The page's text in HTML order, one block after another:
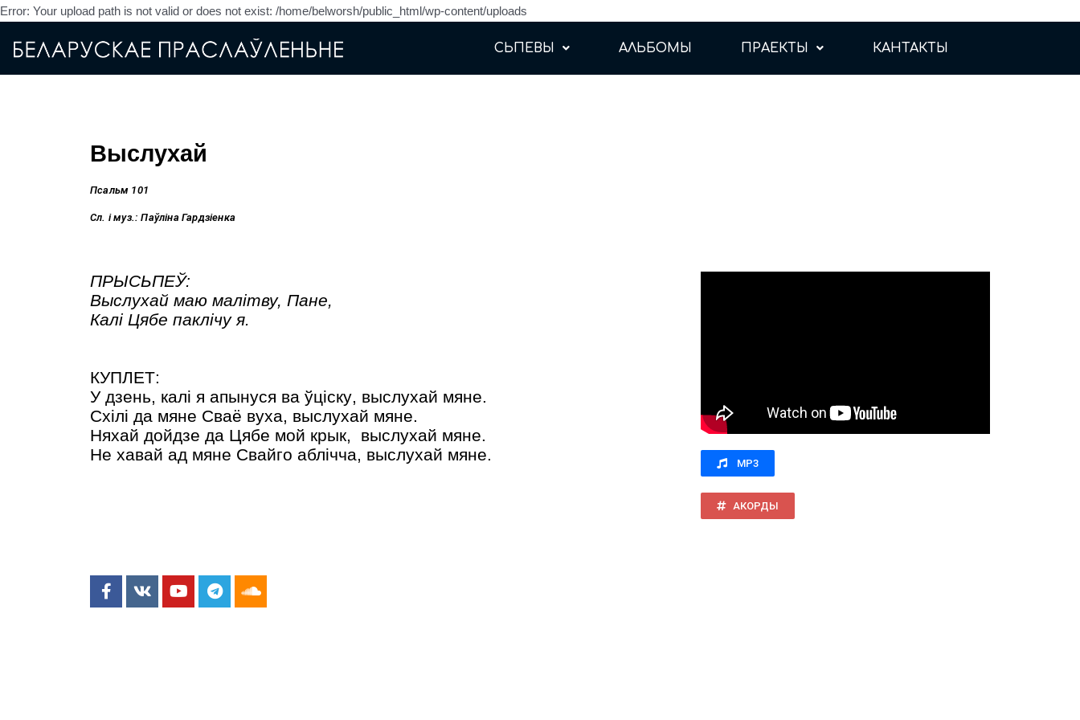
Error: Your upload path is not valid or does not exist: /home/belworsh/public_html/wp-content/uploads
СЬПЕВЫ АЛЬБОМЫ ПРАЕКТЫ КАНТАКТЫ
Выслухай
Псальм 101
Сл. і муз.: Паўліна Гардзіенка
ПРЫСЬПЕЎ:
Выслухай маю малітву, Пане,
Калі Цябе паклічу я.
КУПЛЕТ:
У дзень, калі я апынуся ва ўціску, выслухай мяне.
Схілі да мяне Сваё вуха, выслухай мяне.
Няхай дойдзе да Цябе мой крык, выслухай мяне.
Не хавай ад мяне Свайго аблічча, выслухай мяне. MP3
АКОРДЫ